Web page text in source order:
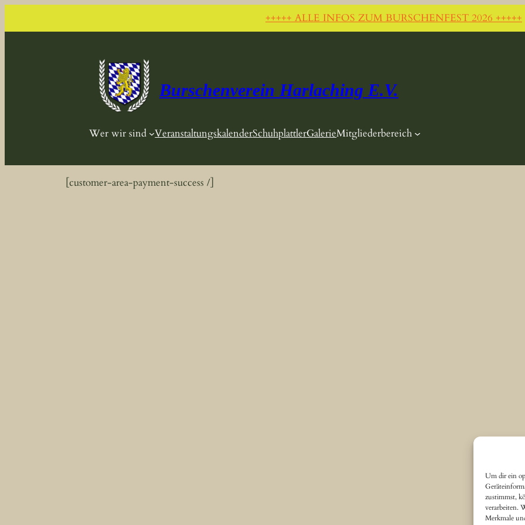
Um dir ein
zustimmst,
verarbeiten.
Merkmale
+++++ ALLE INFOS ZUM BURSCHENFEST 2026 +++++
Burschenverein Harlaching E.V.
Wer wir sind VeranstaltungskalenderSchuhplattlerGalerieMitgliederbereich
[customer-area-payment-success /]